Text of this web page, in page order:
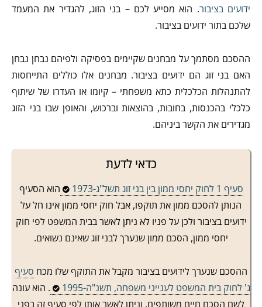
ידועים בציבור. הוא מסייע לכם – בני הזוג, להגדיר את המעמד
שלכם בתור ידועים בציבור.
ההסכם מסתמך על מבחנים שקיימים בפסיקה ולפיהם נבחן נבחן
האם בני זוג הם ידועים בציבור. מבחנים אלו כוללים התייחסות
להתנהלות הכלכלית כתא משפחתי – קיומו או העדרו של שיתוף
כלכלי בהכנסות, בחובות, בהוצאות וברכוש, והאופן שבו בני הזוג
מגדירים את הקשר ביניהם.
כדאי לדעת
סעיף 1 לחוק יחסי ממון בין בני זוג תשל"ג-1973
הוא הסעיף
הנותן להסכם ממון את תוקפו, אבל חוק יחסי ממון אינו חל על
ידועים בציבור ולכן על פניו לא ניתן לאשרבבית המשפט לפי חוק
יחסי ממון, הסכם ממון שנערך לבני זוג שאינם נשואים.
ההסכם שנערך לידועים בציבור מקבל את התוקף שלו מכח סעיף
ג' לחוק בית המשפט לענייני משפחה, תשנ"ה-1995
. הוא עונה
לשם הסכם חיים משותפים, וניתן לאשר אותו לפי סעיף זה בפני